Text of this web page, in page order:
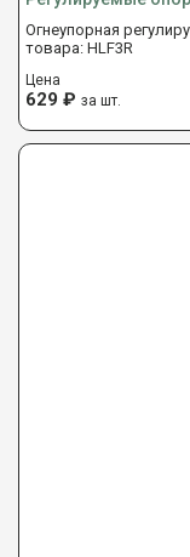
Огнеупорная
товара: HLF3R
Цена
629 ₽ за шт.